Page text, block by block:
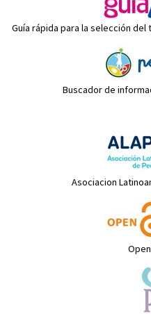
Guía rápida para la selección
Buscador de
Asociacion